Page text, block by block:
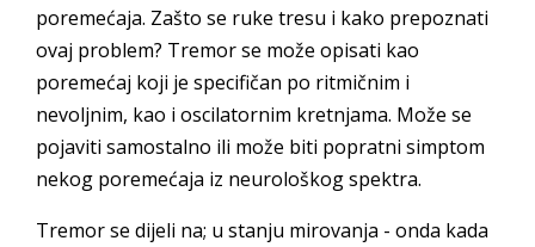
poremećaja. Zašto se ruke tresu i kako prepoznati
ovaj problem? Tremor se može opisati kao
poremećaj koji je specifičan po ritmičnim i
nevoljnim, kao i oscilatornim kretnjama. Može se
pojaviti samostalno ili može biti popratni simptom
nekog poremećaja iz neurološkog spektra.
Tremor se dijeli na; u stanju mirovanja - onda kada